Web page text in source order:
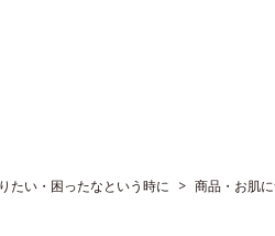
たい・困ったなという時に > 商品・お肌